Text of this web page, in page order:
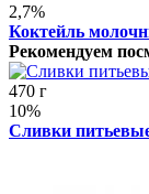
2,7%
Коктейль
Рекомендуем
470 г
10%
Сливки